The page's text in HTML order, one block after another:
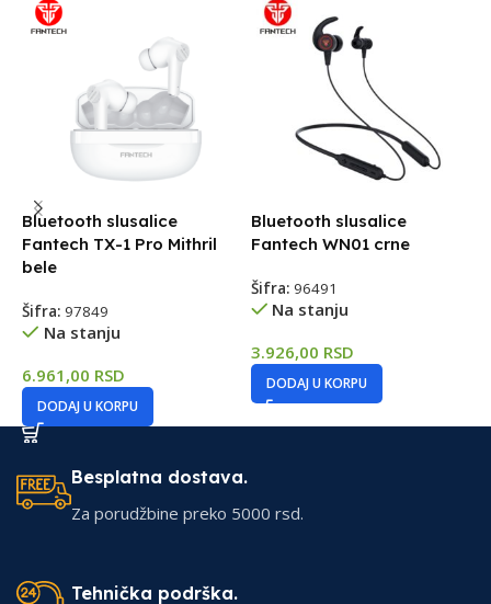
Bluetooth slusalice
Fantech TX-1 Pro Mithril
bele
Šifra: 97849
Na stanju
6.961,00 RSD
DODAJ U KORPU
Bluetooth slusalice
Fantech WN01 crne
Šifra: 96491
Na stanju
3.926,00 RSD
DODAJ U KORPU
Besplatna dostava.
Za porudžbine preko 5000 rsd.
Tehnička podrška.